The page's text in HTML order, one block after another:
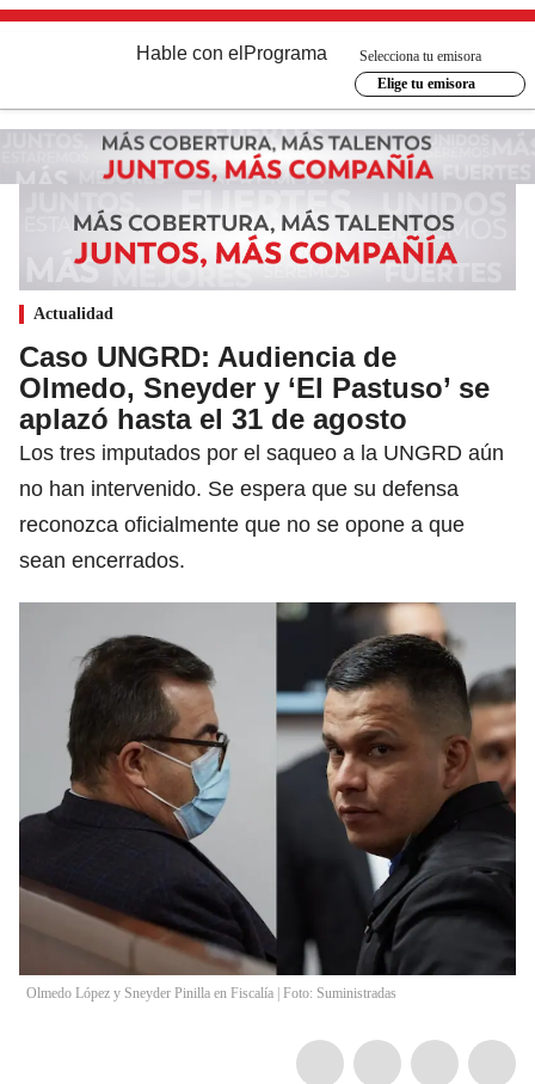
Hable con el Programa
Selecciona tu emisora
Elige tu emisora
Actualidad
Caso UNGRD: Audiencia de
Olmedo, Sneyder y ‘El Pastuso’ se
aplazó hasta el 31 de agosto
Los tres imputados por el saqueo a la UNGRD aún
no han intervenido. Se espera que su defensa
reconozca oficialmente que no se opone a que
sean encerrados.
Olmedo López y Sneyder Pinilla en Fiscalía | Foto: Suministradas